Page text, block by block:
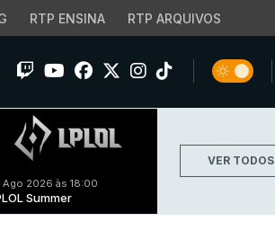
RTP ENSINA RTP ARQUIVOS
Ago 2026 às 18:00
Summer
VER TODOS